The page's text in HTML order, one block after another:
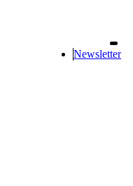
Newsletter